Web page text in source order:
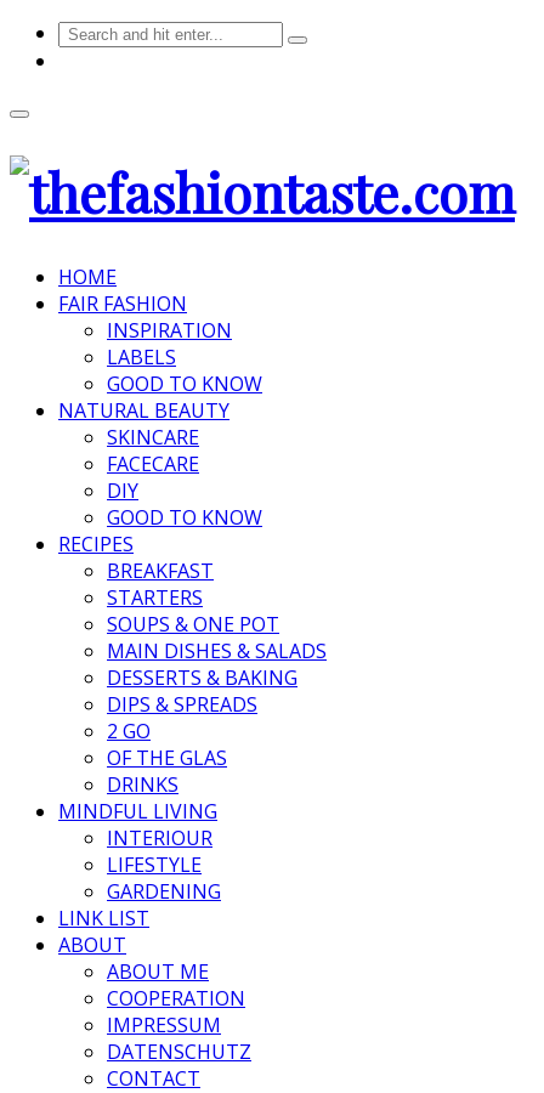
HOME
FAIR FASHION
INSPIRATION
LABELS
GOOD TO KNOW
NATURAL BEAUTY
SKINCARE
FACECARE
DIY
GOOD TO KNOW
RECIPES
BREAKFAST
STARTERS
SOUPS & ONE POT
MAIN DISHES & SALADS
DESSERTS & BAKING
DIPS & SPREADS
2 GO
OF THE GLAS
DRINKS
MINDFUL LIVING
INTERIOUR
LIFESTYLE
GARDENING
LINK LIST
ABOUT
ABOUT ME
COOPERATION
IMPRESSUM
DATENSCHUTZ
CONTACT